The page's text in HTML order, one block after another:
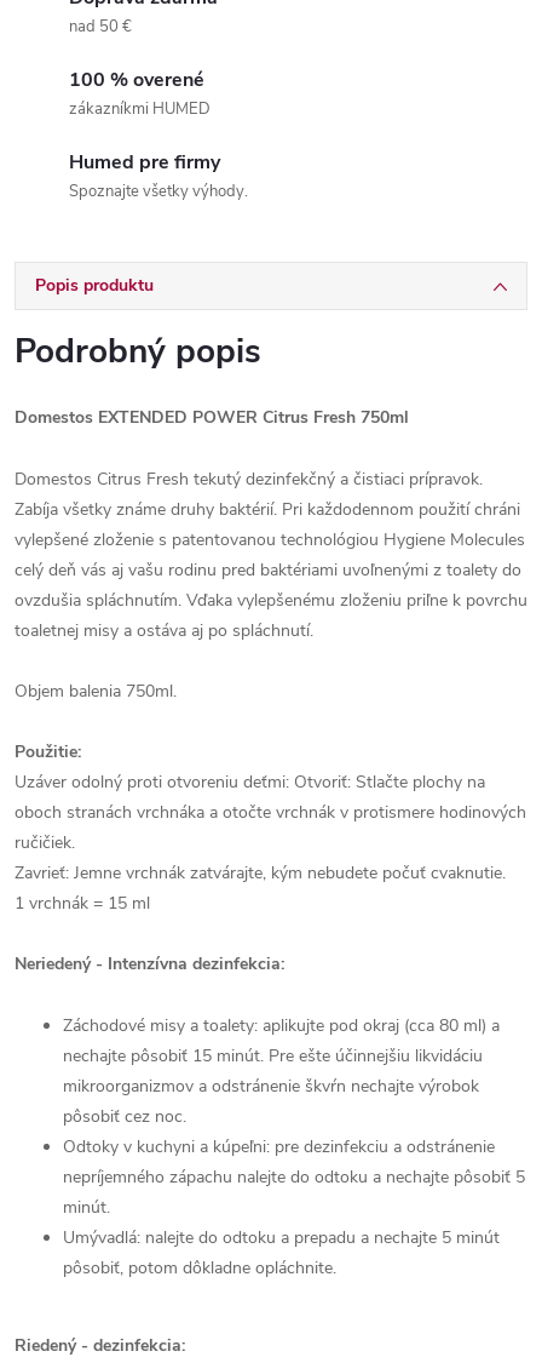
nad 50 €
100 % overené
zákazníkmi HUMED
Humed pre firmy
Spoznajte všetky výhody.
Popis produktu
Podrobný popis
Domestos EXTENDED POWER Citrus Fresh 750ml
Domestos Citrus Fresh tekutý dezinfekčný a čistiaci prípravok.
Zabíja všetky známe druhy baktérií. Pri každodennom použití chráni
vylepšené zloženie s patentovanou technológiou Hygiene Molecules
celý deň vás aj vašu rodinu pred baktériami uvoľnenými z toalety do
ovzdušia spláchnutím. Vďaka vylepšenému zloženiu priľne k povrchu
toaletnej misy a ostáva aj po spláchnutí.
Objem balenia 750ml.
Použitie:
Uzáver odolný proti otvoreniu deťmi: Otvoriť: Stlačte plochy na
oboch stranách vrchnáka a otočte vrchnák v protismere hodinových
ručičiek.
Zavrieť: Jemne vrchnák zatvárajte, kým nebudete počuť cvaknutie.
1 vrchnák = 15 ml
Neriedený - Intenzívna dezinfekcia:
Záchodové misy a toalety: aplikujte pod okraj (cca 80 ml) a
nechajte pôsobiť 15 minút. Pre ešte účinnejšiu likvidáciu
mikroorganizmov a odstránenie škvŕn nechajte výrobok
pôsobiť cez noc.
Odtoky v kuchyni a kúpeľni: pre dezinfekciu a odstránenie
nepríjemného zápachu nalejte do odtoku a nechajte pôsobiť 5
minút.
Umývadlá: nalejte do odtoku a prepadu a nechajte 5 minút
pôsobiť, potom dôkladne opláchnite.
Riedený - dezinfekcia: